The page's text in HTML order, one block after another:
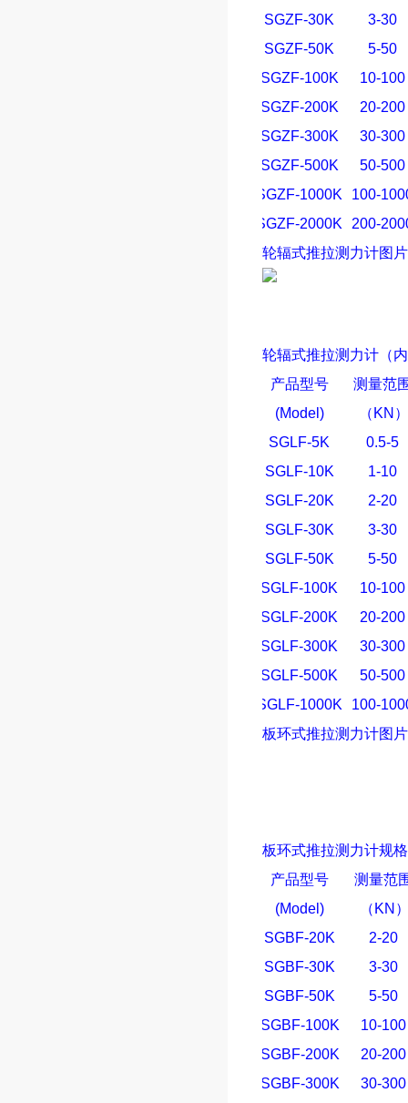
SGZF-30K
3-30
SGZF-50K
5-50
SGZF-100K
10-100
SGZF-200K
20-200
SGZF-300K
30-300
SGZF-500K
50-500
SGZF-1000K
100-
SGZF-2000K
200-
轮辐式推拉测力计图片
轮辐式推拉测力计 （
产品型号
(Model)
测量范
（ KN
SGLF-5K
0.5-5
SGLF-10K
1-10
SGLF-20K
2-20
SGLF-30K
3-30
SGLF-50K
5-50
SGLF-100K
10-100
SGLF-200K
20-200
SGLF-300K
30-300
SGLF-500K
50-500
SGLF-1000K
100-
板环式推拉测力计图片
板环式推拉测力计规
产品型号
(Model)
测量范
（ KN
SGBF-20K
2-20
SGBF-30K
3-30
SGBF-50K
5-50
SGBF-100K
10-100
SGBF-200K
20-200
SGBF-300K
30-300